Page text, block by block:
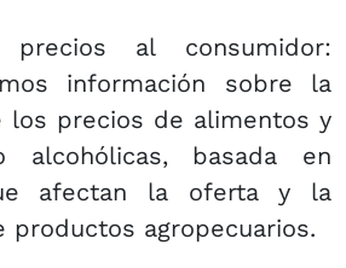
al consumidor:
información sobre la
los precios de alimentos y
alcohólicas, basada en
afectan la oferta y la
productos agropecuarios.